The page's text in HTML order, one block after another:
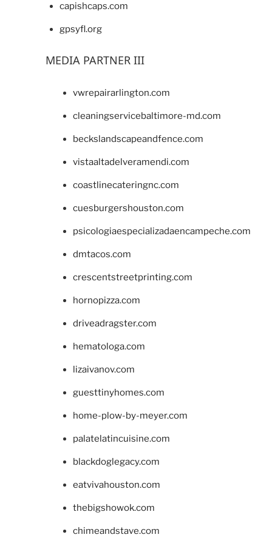
capishcaps.com
gpsyfl.org
MEDIA PARTNER III
vwrepairarlington.com
cleaningservicebaltimore-md.com
beckslandscapeandfence.com
vistaaltadelveramendi.com
coastlinecateringnc.com
cuesburgershouston.com
psicologiaespecializadaencampeche.com
dmtacos.com
crescentstreetprinting.com
hornopizza.com
driveadragster.com
hematologa.com
lizaivanov.com
guesttinyhomes.com
home-plow-by-meyer.com
palatelatincuisine.com
blackdoglegacy.com
eatvivahouston.com
thebigshowok.com
chimeandstave.com